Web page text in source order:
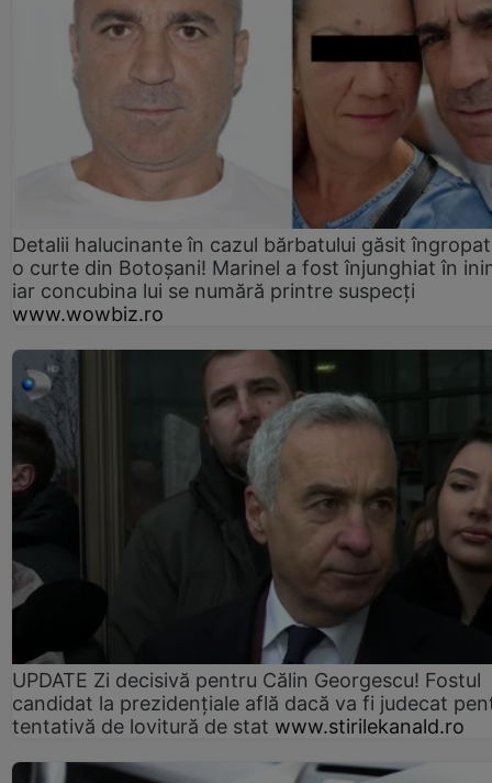
Detalii halucinante în cazul bărbatului găsit
o curte din Botoșani! Marinel a fost înjunghiat în
iar concubina lui se numără printre suspecți
www.wowbiz.ro
UPDATE Zi decisivă pentru Călin Georgescu! Fostul
candidat la prezidențiale află dacă va fi judecat
tentativă de lovitură de stat www.stirilekanald.ro